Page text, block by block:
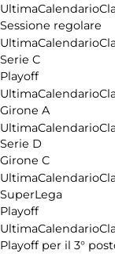
UltimaCalendario
Sessione regolare
UltimaCalendario
Serie C
Playoff
UltimaCalendario
Girone A
UltimaCalendario
Serie D
Girone C
UltimaCalendario
SuperLega
Playoff
UltimaCalendario
Playoff per il 3°